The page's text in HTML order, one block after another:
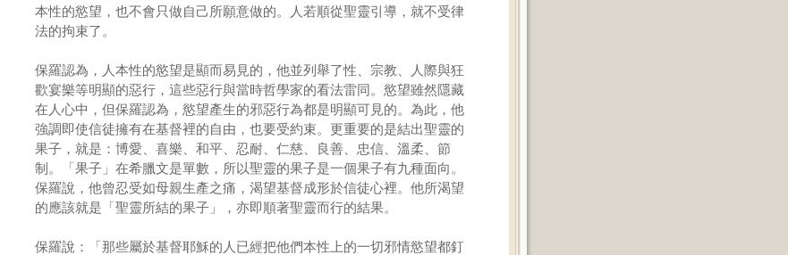
本性的慾望，也不會只做自己所願意做的。人若順從聖靈引導，就不受律
法的拘束了。
保羅認為，人本性的慾望是顯而易見的，他並列舉了性、宗教、人際與狂
歡宴樂等明顯的惡行，這些惡行與當時哲學家的看法雷同。慾望雖然隱藏
在人心中，但保羅認為，慾望產生的邪惡行為都是明顯可見的。為此，他
強調即使信徒擁有在基督裡的自由，也要受約束。更重要的是結出聖靈的
果子，就是：博愛、喜樂、和平、忍耐、仁慈、良善、忠信、溫柔、節
制。「果子」在希臘文是單數，所以聖靈的果子是一個果子有九種面向。
保羅說，他曾忍受如母親生產之痛，渴望基督成形於信徒心裡。他所渴望
的應該就是「聖靈所結的果子」，亦即順著聖靈而行的結果。
保羅說：「那些屬於基督耶穌的人已經把他們本性上的一切邪情慾望都釘